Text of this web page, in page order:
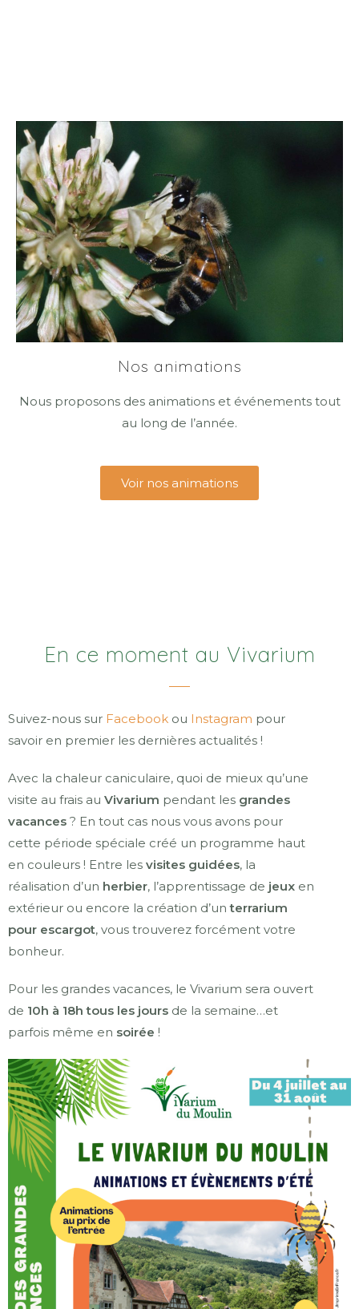
Nos animations
Nous proposons des animations et événements tout
au long de l’année.
Voir nos animations
En ce moment au Vivarium
Suivez-nous sur Facebook ou Instagram pour
savoir en premier les dernières actualités !
Avec la chaleur caniculaire, quoi de mieux qu’une
visite au frais au Vivarium pendant les grandes
vacances ? En tout cas nous vous avons pour
cette période spéciale créé un programme haut
en couleurs ! Entre les visites guidées, la
réalisation d’un herbier, l’apprentissage de jeux en
extérieur ou encore la création d’un terrarium
pour escargot, vous trouverez forcément votre
bonheur.
Pour les grandes vacances, le Vivarium sera ouvert
de 10h à 18h tous les jours de la semaine…et
parfois même en soirée !